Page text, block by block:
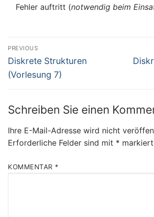
Fehler auftritt (notwendig beim
Beitragsnavigation
PREVIOUS
Previous
post:
Diskrete Strukturen
(Vorlesung 7)
Next
Schreiben Sie einen
Ihre E-Mail-Adresse wird nicht
Erforderliche Felder sind mit * markiert
KOMMENTAR *